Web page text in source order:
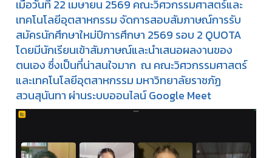
เมื่อวันที่ 22 เมษายน 2569 คณะวิศวกรรมศาสตร์และ
เทคโนโลยีอุตสาหกรรม จัดการสอบสัมภาษณ์การรับ
สมัครนักศึกษาใหม่ปีการศึกษา 2569 รอบ 2 QUOTA
โดยมีนักเรียนเข้าสัมภาษณ์และนำเสนอผลงานของ
ตนเอง ซึ่งเป็นที่น่าสนใจมาก ณ คณะวิศวกรรมศาสตร์
และเทคโนโลยีอุตสาหกรรม มหาวิทยาลัยราชภัฏ
สวนสุนันทา ผ่านระบบออนไลน์ Google Meet